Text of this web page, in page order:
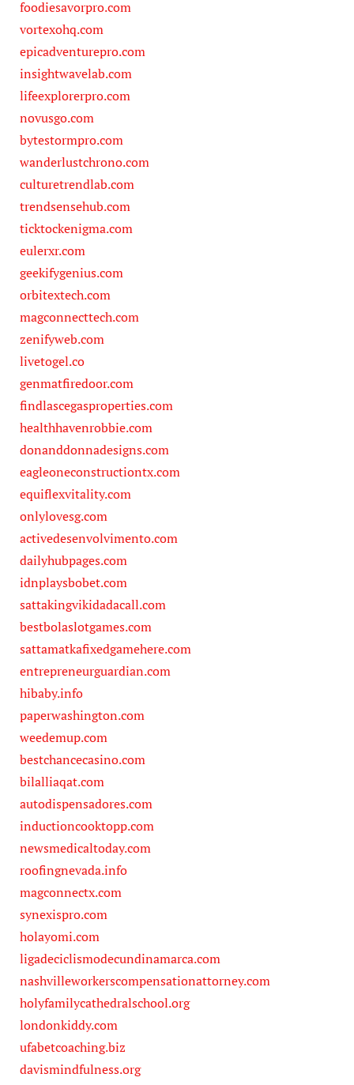
foodiesavorpro.com
vortexohq.com
epicadventurepro.com
insightwavelab.com
lifeexplorerpro.com
novusgo.com
bytestormpro.com
wanderlustchrono.com
culturetrendlab.com
trendsensehub.com
ticktockenigma.com
eulerxr.com
geekifygenius.com
orbitextech.com
magconnecttech.com
zenifyweb.com
livetogel.co
genmatfiredoor.com
findlascegasproperties.com
healthhavenrobbie.com
donanddonnadesigns.com
eagleoneconstructiontx.com
equiflexvitality.com
onlylovesg.com
activedesenvolvimento.com
dailyhubpages.com
idnplaysbobet.com
sattakingvikidadacall.com
bestbolaslotgames.com
sattamatkafixedgamehere.com
entrepreneurguardian.com
hibaby.info
paperwashington.com
weedemup.com
bestchancecasino.com
bilalliaqat.com
autodispensadores.com
inductioncooktopp.com
newsmedicaltoday.com
roofingnevada.info
magconnectx.com
synexispro.com
holayomi.com
ligadeciclismodecundinamarca.com
nashvilleworkerscompensationattorney.com
holyfamilycathedralschool.org
londonkiddy.com
ufabetcoaching.biz
davismindfulness.org